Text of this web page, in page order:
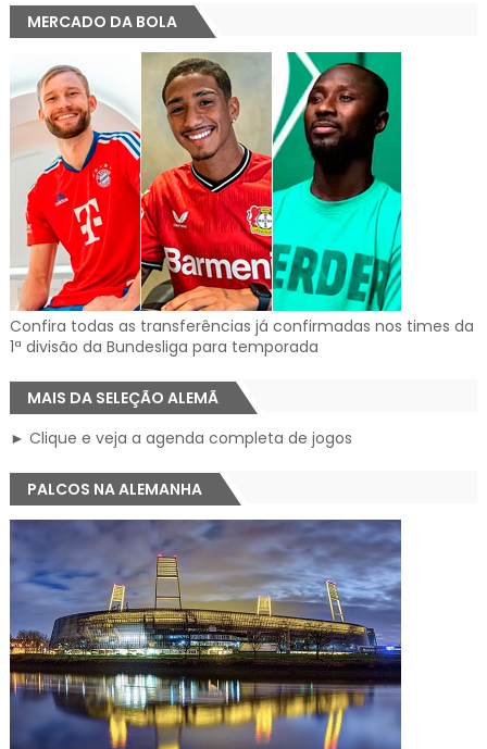
MERCADO DA BOLA
Confira todas as transferências já confirmadas nos times da
1ª divisão da Bundesliga para temporada
MAIS DA SELEÇÃO ALEMÃ
► Clique e veja a agenda completa de jogos
PALCOS NA ALEMANHA